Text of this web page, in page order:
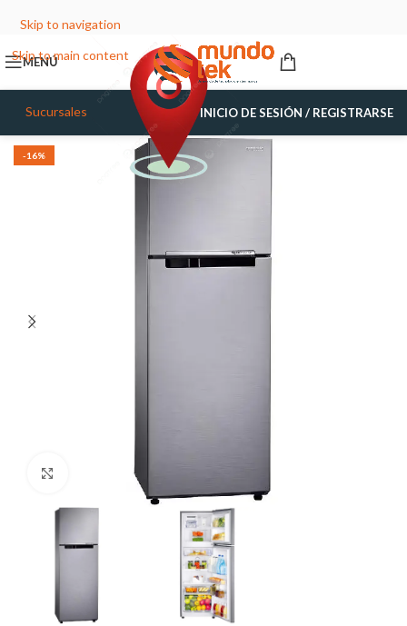
Skip to navigation
Skip to main content
MENÚ
Sucursales INICIO DE SESIÓN / REGISTRARSE
-16%
Haga Click para agrandar